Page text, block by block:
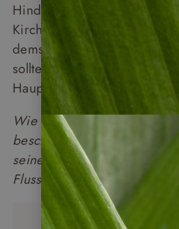
Hindutempel, Moscheen,
Kirchen stehen
demselben Platz. Wer nach
sollte mindestens zwei bis
Hauptstadt einplanen.
Wie eine Suriname-Reise
beschreibt Napur-Tours-
seinemReisebericht
– drei
Flussfahrten und Kultur aus